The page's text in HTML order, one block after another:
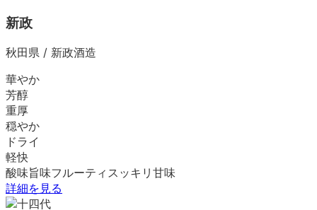
新政
秋田県 / 新政酒造
華やか
芳醇
重厚
穏やか
ドライ
軽快
酸味旨味フルーティ スッキリ 甘味
詳細を見る